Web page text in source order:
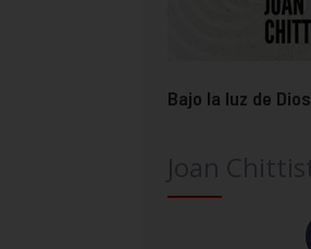
Bajo la luz de Dios